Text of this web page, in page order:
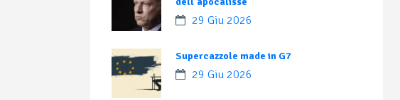
29 Giu 2026
Supercazzole made in G7
29 Giu 2026